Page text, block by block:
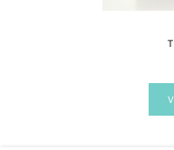
Preguntas frecuentes
¿Puedo elegir el color
encontrarás distintos